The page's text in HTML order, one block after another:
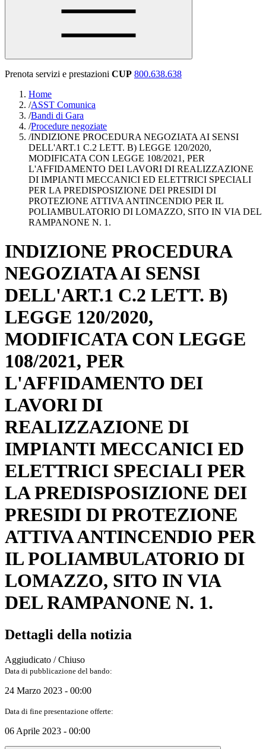
Prenota servizi e prestazioni CUP 800.638.638
Home
/ASST Comunica
/Bandi di Gara
/Procedure negoziate
/INDIZIONE PROCEDURA NEGOZIATA AI SENSI
DELL'ART.1 C.2 LETT. B) LEGGE 120/2020,
MODIFICATA CON LEGGE 108/2021, PER
L'AFFIDAMENTO DEI LAVORI DI REALIZZAZIONE
DI IMPIANTI MECCANICI ED ELETTRICI SPECIALI
PER LA PREDISPOSIZIONE DEI PRESIDI DI
PROTEZIONE ATTIVA ANTINCENDIO PER IL
POLIAMBULATORIO DI LOMAZZO, SITO IN VIA DEL
RAMPANONE N. 1.
INDIZIONE PROCEDURA
NEGOZIATA AI SENSI
DELL'ART.1 C.2 LETT. B)
LEGGE 120/2020,
MODIFICATA CON LEGGE
108/2021, PER
L'AFFIDAMENTO DEI
LAVORI DI
REALIZZAZIONE DI
IMPIANTI MECCANICI ED
ELETTRICI SPECIALI PER
LA PREDISPOSIZIONE DEI
PRESIDI DI PROTEZIONE
ATTIVA ANTINCENDIO PER
IL POLIAMBULATORIO DI
LOMAZZO, SITO IN VIA
DEL RAMPANONE N. 1.
Dettagli della notizia
Aggiudicato / Chiuso
Data di pubblicazione del bando:
24 Marzo 2023 - 00:00
Data di fine presentazione offerte:
06 Aprile 2023 - 00:00